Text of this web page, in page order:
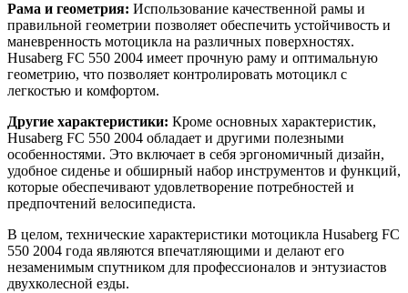
Рама и геометрия: Использование качественной рамы и
правильной геометрии позволяет обеспечить устойчивость и
маневренность мотоцикла на различных поверхностях.
Husaberg FC 550 2004 имеет прочную раму и оптимальную
геометрию, что позволяет контролировать мотоцикл с
легкостью и комфортом.
Другие характеристики: Кроме основных характеристик,
Husaberg FC 550 2004 обладает и другими полезными
особенностями. Это включает в себя эргономичный дизайн,
удобное сиденье и обширный набор инструментов и функций,
которые обеспечивают удовлетворение потребностей и
предпочтений велосипедиста.
В целом, технические характеристики мотоцикла Husaberg FC
550 2004 года являются впечатляющими и делают его
незаменимым спутником для профессионалов и энтузиастов
двухколесной езды.